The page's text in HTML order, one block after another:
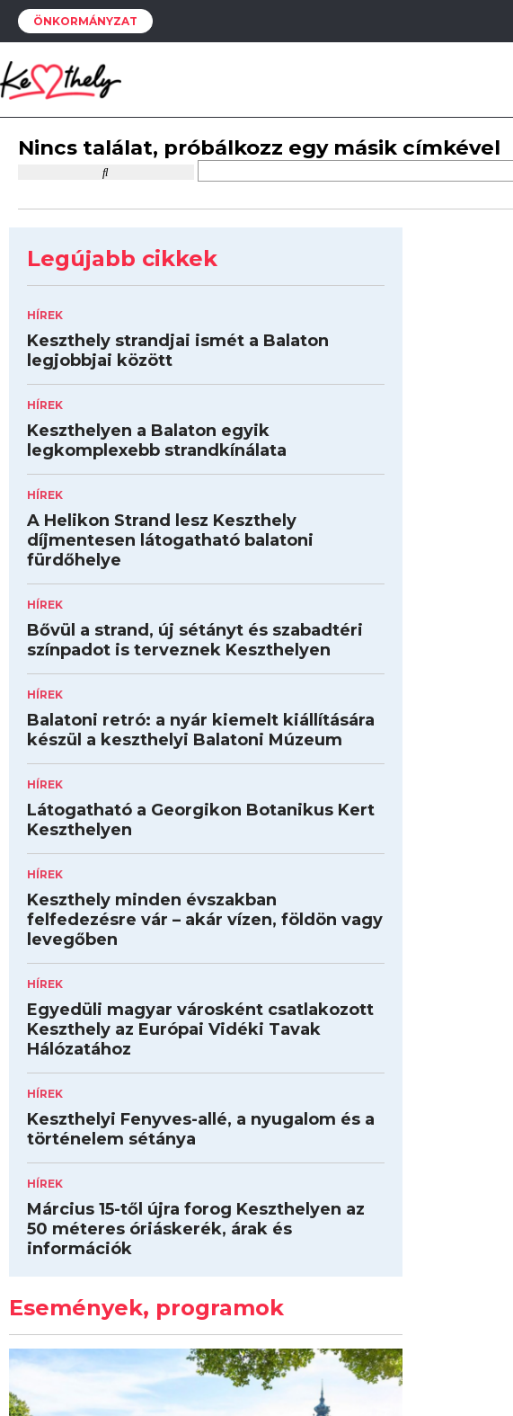
ÖNKORMÁNYZAT
Nincs találat, próbálkozz egy másik címkével
Legújabb cikkek
HÍREK
Keszthely strandjai ismét a Balaton
legjobbjai között
HÍREK
Keszthelyen a Balaton egyik
legkomplexebb strandkínálata
HÍREK
A Helikon Strand lesz Keszthely
díjmentesen látogatható balatoni
fürdőhelye
HÍREK
Bővül a strand, új sétányt és szabadtéri
színpadot is terveznek Keszthelyen
HÍREK
Balatoni retró: a nyár kiemelt kiállítására
készül a keszthelyi Balatoni Múzeum
HÍREK
Látogatható a Georgikon Botanikus Kert
Keszthelyen
HÍREK
Keszthely minden évszakban
felfedezésre vár – akár vízen, földön vagy
levegőben
HÍREK
Egyedüli magyar városként csatlakozott
Keszthely az Európai Vidéki Tavak
Hálózatához
HÍREK
Keszthelyi Fenyves-allé, a nyugalom és a
történelem sétánya
HÍREK
Március 15-től újra forog Keszthelyen az
50 méteres óriáskerék, árak és
információk
Események, programok